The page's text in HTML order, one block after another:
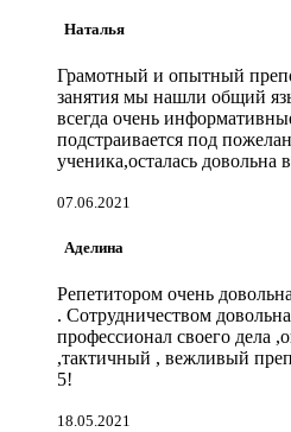
Наталья
Грамотный и опытный
занятия мы нашли общий
всегда очень
подстраивается под
ученика,осталась довольна
07.06.2021
Аделина
Репетитором очень
. Сотрудничеством
профессионал своего дела
,тактичный , вежливый
5!
18.05.2021